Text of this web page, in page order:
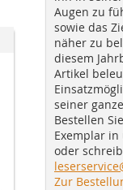
Augen zu
sowie das
näher zu
diesem
Artikel
seiner
Bestellen
Exemplar in
oder
Zur